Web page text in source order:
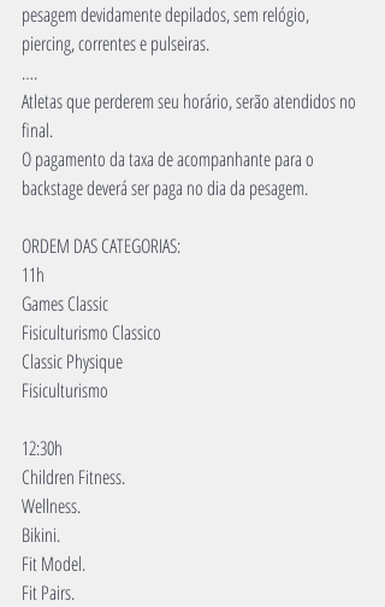
pesagem devidamente depilados, sem relógio,
piercing, correntes e pulseiras.
….
Atletas que perderem seu horário, serão atendidos no
final.
O pagamento da taxa de acompanhante para o
backstage deverá ser paga no dia da pesagem.
ORDEM DAS CATEGORIAS:
11h
Games Classic
Fisiculturismo Classico
Classic Physique
Fisiculturismo
12:30h
Children Fitness.
Wellness.
Bikini.
Fit Model.
Fit Pairs.